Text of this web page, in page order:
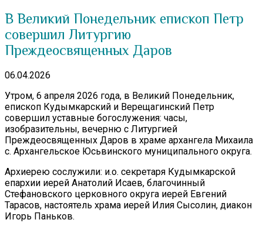
В Великий Понедельник епископ Петр
совершил Литургию
Преждеосвященных Даров
06.04.2026
Утром, 6 апреля 2026 года, в Великий Понедельник,
епископ Кудымкарский и Верещагинский Петр
совершил уставные богослужения: часы,
изобразительны, вечерню с Литургией
Преждеосвященных Даров в храме архангела Михаила
с. Архангельское Юсьвинского муниципального округа.
Архиерею сослужили: и.о. секретаря Кудымкарской
епархии иерей Анатолий Исаев, благочинный
Стефановского церковного округа иерей Евгений
Тарасов, настоятель храма иерей Илия Сысолин, диакон
Игорь Паньков.